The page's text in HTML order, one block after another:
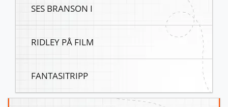
SES BRANSON I
RIDLEY PÅ FILM
FANTASITRIPP